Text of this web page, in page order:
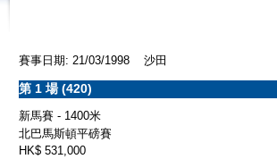
賽事日期: 21/03/1998 沙田
第 1 場 (420)
新馬賽 - 1400米
北巴馬斯頓平磅賽
HK$ 531,000